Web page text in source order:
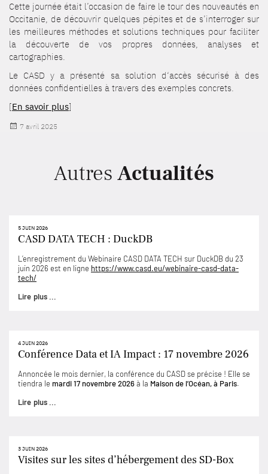
Cette journée était l’occasion de faire le tour des nouveautés en
Occitanie, de découvrir quelques pépites et de s’interroger sur
les meilleures méthodes et solutions techniques pour faciliter
la découverte de vos propres données, analyses et
cartographies.
Le CASD y a présenté sa solution d‘accès sécurisé à des
données confidentielles à travers des exemples concrets.
[En savoir plus]
Publié
7 avril 2025
Autres Actualités
5 JUIN 2026
CASD DATA TECH : DuckDB
L’enregistrement du Webinaire CASD DATA TECH sur DuckDB du 23
juin 2026 est en ligne https://www.casd.eu/webinaire-casd-data-
tech/
Lire plus ...
4 JUIN 2026
Conférence Data et IA Impact : 17 novembre 2026
Annoncée le mois dernier, la conférence du CASD se précise ! Elle se
tiendra le mardi 17 novembre 2026à la Maison de l’Océan, à Paris.
Lire plus ...
3 JUIN 2026
Visites sur les sites d’hébergement des SD-Box